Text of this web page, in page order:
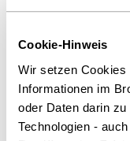
Cookie-Hinweis
Wir setzen Cookies
Informationen im
oder Daten darin
Technologien -
abbedungen
Vereinbarung
Vorsatzhaftung.
Kurz gesagt: Die
keine